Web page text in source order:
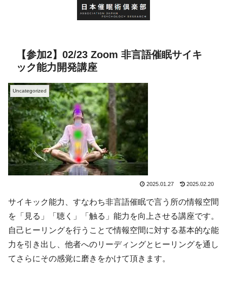
【参加2】02/23 Zoom 非言語催眠サイキ
ック能力開発講座
Uncategorized
2025.01.27 2025.02.20
サイキック能力、すなわち非言語催眠で言う所の情報空間
を「見る」「聴く」「触る」能力を向上させる講座です。
自己ヒーリングを行うことで情報空間に対する基本的な能
力を引き出し、他者へのリーディングとヒーリングを通し
てさらにその感覚に磨きをかけて頂きます。